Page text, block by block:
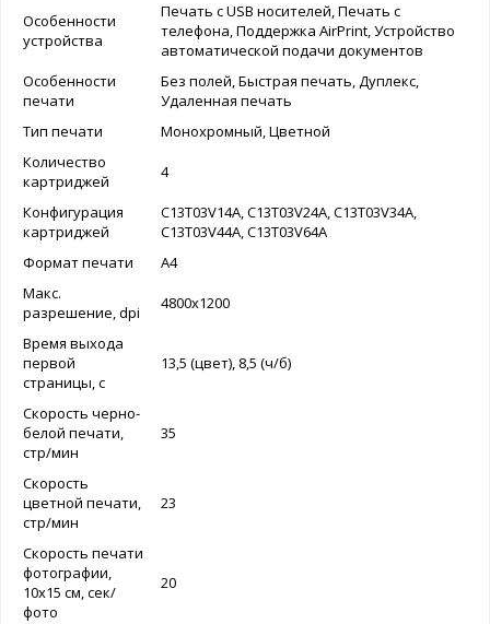
Особенности
устройства
Печать с USB носителей, Печать с
телефона, Поддержка AirPrint, Устройство
автоматической подачи документов
Особенности
печати
Без полей, Быстрая печать, Дуплекс,
Удаленная печать
Тип печати
Монохромный, Цветной
Количество
картриджей
4
Конфигурация
картриджей
C13T03V14A, C13T03V24A, C13T03V34A,
C13T03V44A, C13T03V64A
Формат печати
A4
Макс.
разрешение, dpi
4800x1200
Время выхода
первой
страницы, с
13,5 (цвет), 8,5 (ч/б)
Скорость черно-
белой печати,
стр/мин
35
Cкорость
цветной печати,
стр/мин
23
Скорость печати
фотографии,
10х15 см, сек/
фото
20